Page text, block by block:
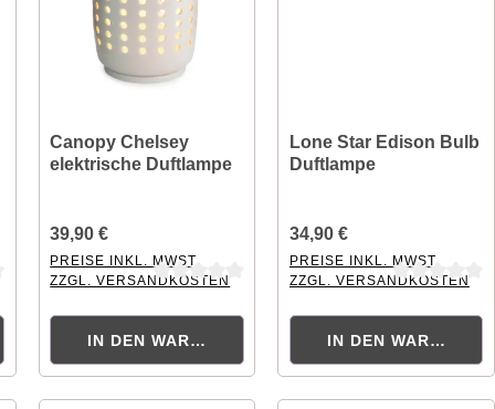
Canopy Chelsey
elektrische Duftlampe
39,90 €
PREISE INKL. MWST.
ZZGL. VERSANDKOSTEN
IN DEN WARENKORB
Lone Star Edison Bulb
Duftlampe
34,90 €
PREISE INKL. MWST.
ZZGL. VERSANDKOSTEN
IN DEN